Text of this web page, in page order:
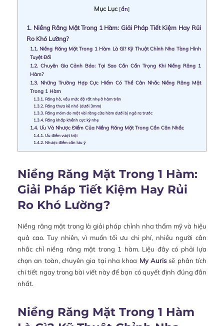
Mục Lục [ẩn]
1. Niềng Răng Mặt Trong 1 Hàm: Giải Pháp Tiết Kiệm Hay Rủi
Ro Khó Lường?
1.1. Niềng Răng Mặt Trong 1 Hàm Là Gì? Kỹ Thuật Chỉnh Nha Tàng Hình
Tuyệt Đối
1.2. Chuyên Gia Cảnh Báo: Tại Sao Cần Cẩn Trọng Khi Niềng Răng 1
Hàm?
1.3. Những Trường Hợp Cực Hiếm Có Thể Cân Nhắc Niềng Răng Mặt
Trong 1 Hàm
1.3.1. Răng hô, vẩu mức độ rất nhẹ ở hàm trên
1.3.2. Răng thưa kẽ nhỏ (dưới 3mm)
1.3.3. Răng móm do một vài răng cửa hàm dưới bị ngả ra trước
1.3.4. Răng khấp khểnh cực kỳ nhẹ
1.4. Ưu Và Nhược Điểm Của Niềng Răng Mặt Trong Cần Cân Nhắc
1.4.1. Ưu điểm vượt trội
1.4.2. Nhược điểm cần lưu ý
Niềng Răng Mặt Trong 1 Hàm:
Giải Pháp Tiết Kiệm Hay Rủi
Ro Khó Lường?
Niềng răng mặt trong là giải pháp chỉnh nha thẩm mỹ và hiệu
quả cao. Tuy nhiên, vì muốn tối ưu chi phí, nhiều người cân
nhắc chỉ niềng răng mặt trong 1 hàm. Liệu đây có phải lựa
chọn an toàn, chuyên gia tại nha khoa My Aurissẽ phân tích
chi tiết ngay trong bài viết này để bạn có quyết định đúng đắn
nhất.
Niềng Răng Mặt Trong 1 Hàm